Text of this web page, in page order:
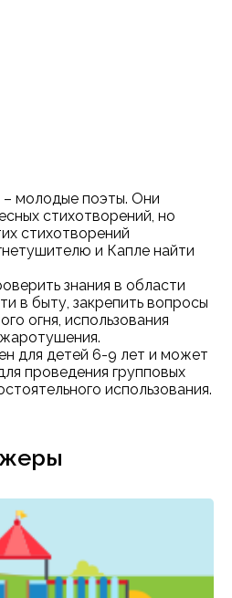
молодые поэты. Они
стихотворений, но
стихотворений
и Капле найти
знания в области
в быту, закрепить вопросы
огня, использования
для детей 6-9 лет и может
проведения групповых
использования.